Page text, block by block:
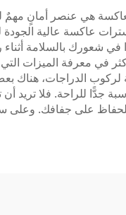
هي عنصر أمانٍ مهمٌ
عاكسة عالية
في شعورك بالسلامة
في معرفة الميزات
الدراجات، هناك
جدًّا للراحة. فلا
على جفافك. وعلى